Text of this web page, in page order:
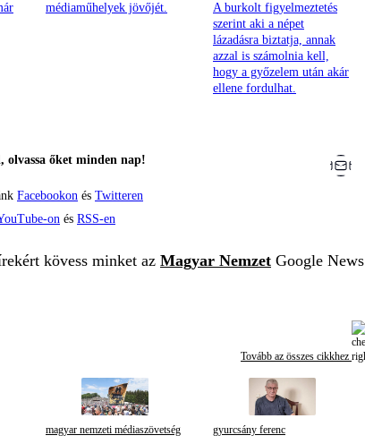
médiaműhelyek jövőjét.
A burkolt figyelmeztetés
szerint aki a népet
lázadásra biztatja, annak
azzal is számolnia kell,
hogy a győzelem után akár
ellene fordulhat.
olvassa őket minden nap!
Facebookon és Twitteren
on és RSS-en
kövess minket az Magyar Nemzet Google News
Tovább az összes cikkhez
magyar nemzeti médiaszövetség gyurcsány ferenc